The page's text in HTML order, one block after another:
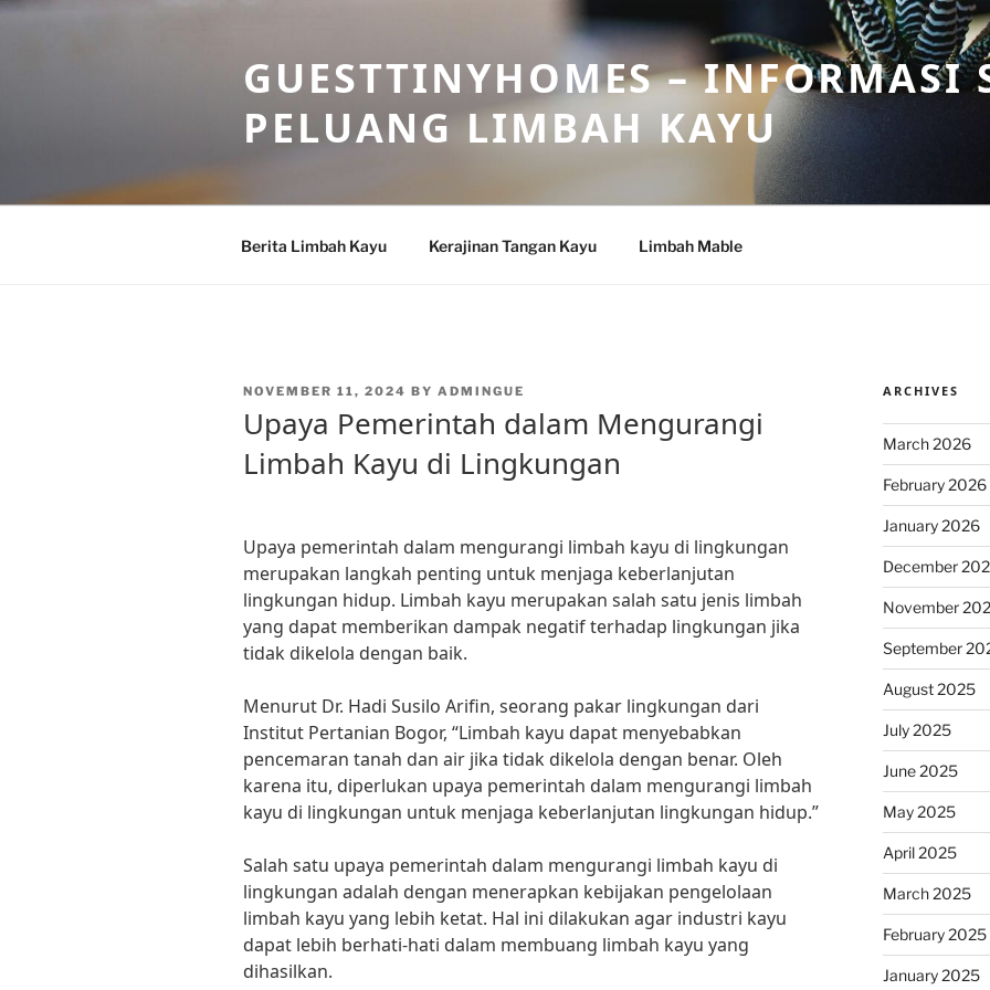
Skip
GUESTTINYHOMES – INFORMASI
PELUANG LIMBAH KAYU
Berita Limbah Kayu Kerajinan Tangan Kayu Limbah Mable
POSTED
NOVEMBER 11, 2024 BY ADMINGUE
Upaya Pemerintah dalam Mengurangi
Limbah Kayu di Lingkungan
Upaya pemerintah dalam mengurangi limbah kayu di lingkungan
merupakan langkah penting untuk menjaga keberlanjutan
lingkungan hidup. Limbah kayu merupakan salah satu jenis limbah
yang dapat memberikan dampak negatif terhadap lingkungan jika
tidak dikelola dengan baik.
Menurut Dr. Hadi Susilo Arifin, seorang pakar lingkungan dari
Institut Pertanian Bogor, “Limbah kayu dapat menyebabkan
pencemaran tanah dan air jika tidak dikelola dengan benar. Oleh
karena itu, diperlukan upaya pemerintah dalam mengurangi limbah
kayu di lingkungan untuk menjaga keberlanjutan lingkungan hidup.”
Salah satu upaya pemerintah dalam mengurangi limbah kayu di
lingkungan adalah dengan menerapkan kebijakan pengelolaan
limbah kayu yang lebih ketat. Hal ini dilakukan agar industri kayu
dapat lebih berhati-hati dalam membuang limbah kayu yang
dihasilkan.
ARCHIVES
March 2026
February 2026
January 2026
December
November
September
August 2025
July 2025
June 2025
May 2025
April 2025
March 2025
February 2025
January 2025